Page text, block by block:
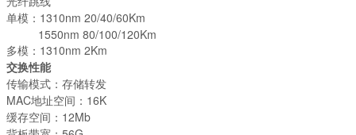
单模：1310nm 20/40/60Km
1550nm 80/100/120Km
多模：1310nm 2Km
交换性能
传输模式：存储转发
MAC地址空间：16K
缓存空间：12Mb